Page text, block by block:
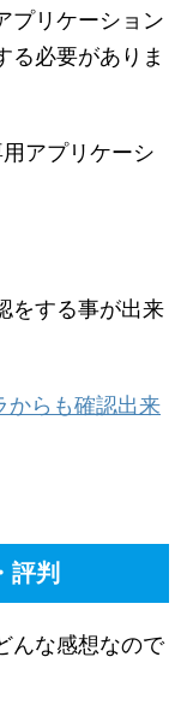
プリケーション
る必要がありま
アプリケーシ
をする事が出来
からも確認出来
評判
んな感想なので